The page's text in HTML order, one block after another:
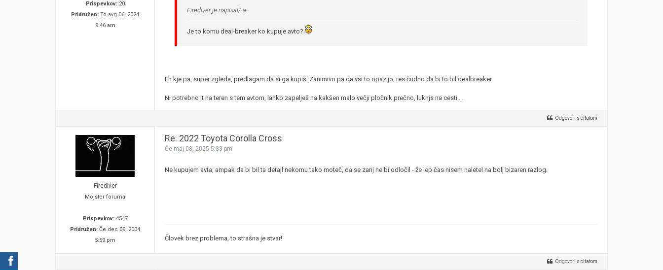
Prispevkov:20
Pridružen: To avg 06, 2024
9:46 am
Firediver je napisal/-a:
Je to komu deal-breaker ko kupuje avto?
Eh kje pa, super zgleda, predlagam da si ga kupiš. Zanimivo pa da vsi to opazijo, res čudno da bi to bil dealbreaker.
Ni potrebno it na teren s tem avtom, lahko zapelješ na kakšen malo večji pločnik prečno, luknjs na cesti ...
Odgovori s citatom
Firediver
Mojster foruma
Prispevkov:4547
Pridružen: Če dec 09, 2004
5:59 pm
Re: 2022 Toyota Corolla Cross
Če maj 08, 2025 5:33 pm
Ne kupujem avta, ampak da bi bil ta detajl nekomu tako moteč, da se zanj ne bi odločil - že lep čas nisem naletel na bolj bizaren razlog.
Človek brez problema, to strašna je stvar!
Odgovori s citatom